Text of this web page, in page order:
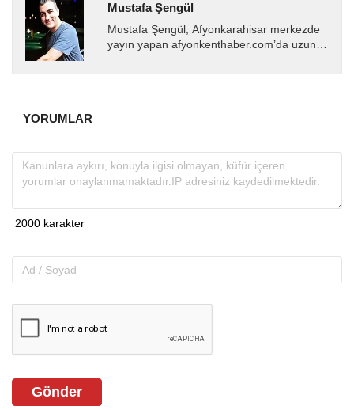
Mustafa Şengül
Mustafa Şengül, Afyonkarahisar merkezde
yayın yapan afyonkenthaber.com’da uzun
almakta, haber akışı...
YORUMLAR
Gönder